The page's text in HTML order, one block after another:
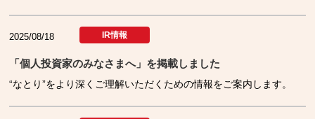
2025/08/18 IR情報
「個人投資家のみなさまへ」を掲載しました
“なとり”をより深くご理解いただくための情報をご案内します。